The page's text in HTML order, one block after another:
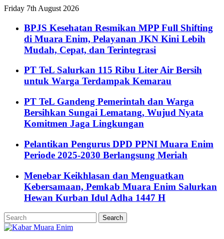
Friday 7th August 2026
BPJS Kesehatan Resmikan MPP Full Shifting
di Muara Enim, Pelayanan JKN Kini Lebih
Mudah, Cepat, dan Terintegrasi
PT TeL Salurkan 115 Ribu Liter Air Bersih
untuk Warga Terdampak Kemarau
PT TeL Gandeng Pemerintah dan Warga
Bersihkan Sungai Lematang, Wujud Nyata
Komitmen Jaga Lingkungan
Pelantikan Pengurus DPD PPNI Muara Enim
Periode 2025-2030 Berlangsung Meriah
Menebar Keikhlasan dan Menguatkan
Kebersamaan, Pemkab Muara Enim Salurkan
Hewan Kurban Idul Adha 1447 H